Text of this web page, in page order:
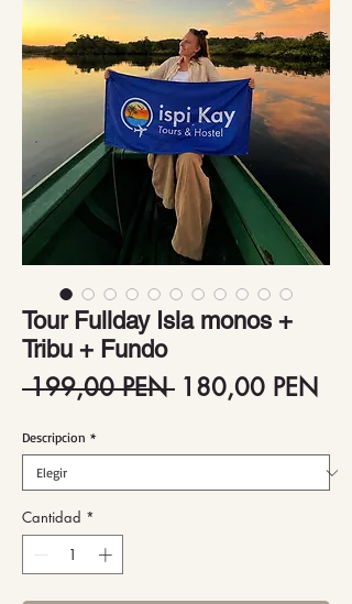
Tour Fullday Isla monos +
Tribu + Fundo
199,00 PEN Precio
180,00 PEN
Descripcion *
Cantidad *